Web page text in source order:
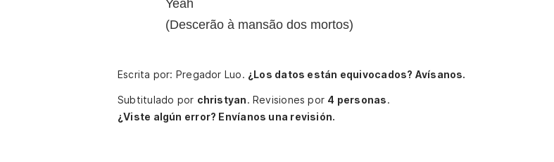
Yeah
(Descerão à mansão dos mortos)
Escrita por: Pregador Luo. ¿Los datos están equivocados? Avísanos.
Subtitulado por christyan.Revisiones por 4 personas.
¿Viste algún error? Envíanos una revisión.